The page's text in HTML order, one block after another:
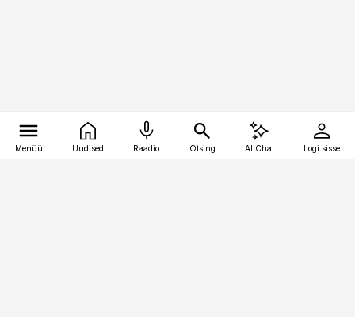
Menüü Uudised Raadio Otsing AI Chat Logi sisse